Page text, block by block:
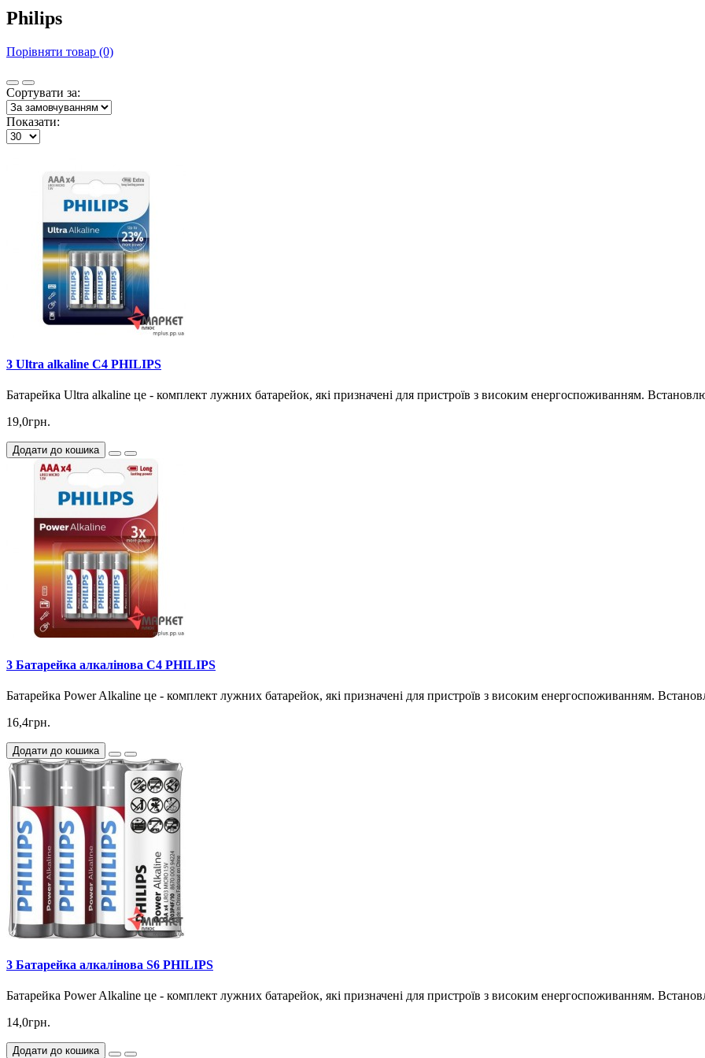
Philips
Порівняти товар (0)
Сортувати за:
Показати:
3 Ultra alkaline C4 PHILIPS
Батарейка Ultra alkaline це - комплект лужних батарейок, які призначені для пристроїв з високим енергоспоживанням.
19,0грн.
Додати до кошика
3 Батарейка алкалінова C4 PHILIPS
Батарейка Power Alkaline це - комплект лужних батарейок, які призначені для пристроїв з високим енергоспоживанням.
16,4грн.
Додати до кошика
3 Батарейка алкалінова S6 PHILIPS
Батарейка Power Alkaline це - комплект лужних батарейок, які призначені для пристроїв з високим енергоспоживанням.
14,0грн.
Додати до кошика